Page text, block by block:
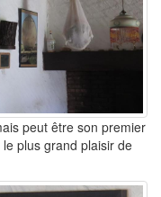
peut être son premier
plus grand plaisir de